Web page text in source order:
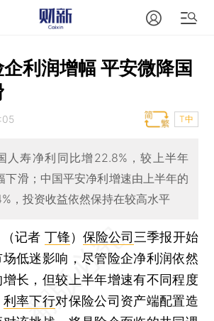
利润增幅 平安微降国
T中
人寿净利同比增22.8%，较上半年
下滑；中国平安净利增速由上半年的
，投资收益依然保持在较高水平
（记者 丁锋） 保险公司 三季报开始
低迷影响，尽管险企净利润依然
长，但较上半年增速有不同程度
利率下行对保险公司资产端配置造